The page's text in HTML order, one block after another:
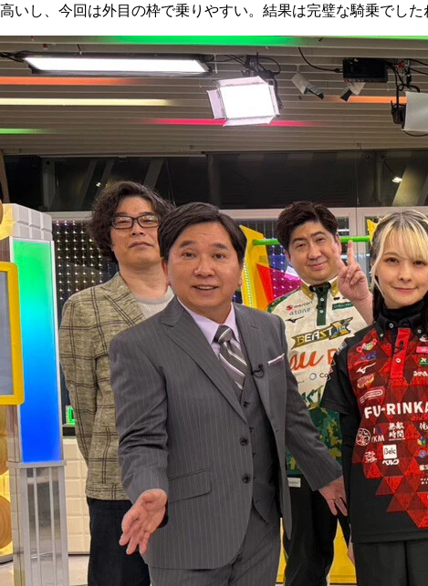
高いし、今回は外目の枠で乗りやすい。結果は完璧な騎乗でした